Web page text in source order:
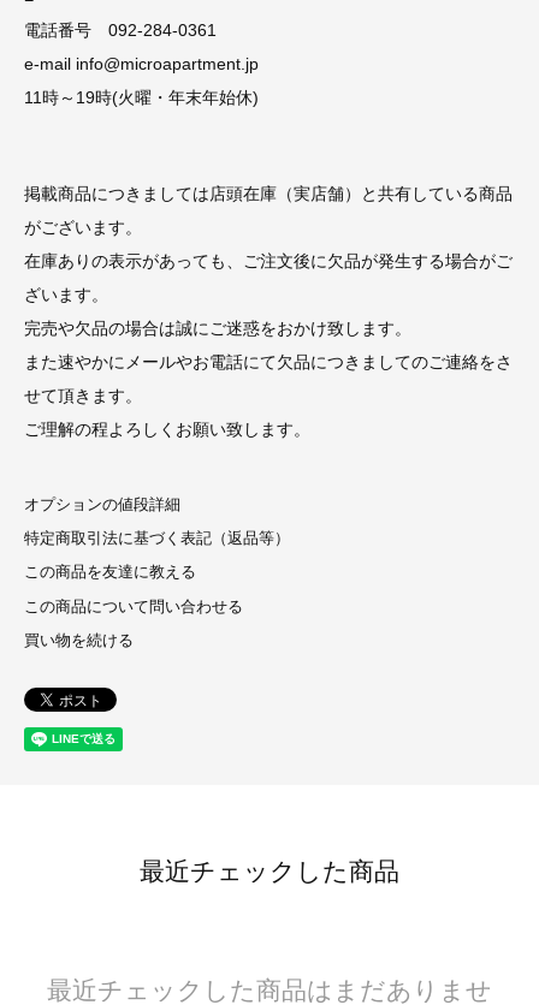
電話番号 092-284-0361
e-mail info@microapartment.jp
11時～19時(火曜・年末年始休)
掲載商品につきましては店頭在庫（実店舗）と共有している商品
がございます。
在庫ありの表示があっても、ご注文後に欠品が発生する場合がご
ざいます。
完売や欠品の場合は誠にご迷惑をおかけ致します。
また速やかにメールやお電話にて欠品につきましてのご連絡をさ
せて頂きます。
ご理解の程よろしくお願い致します。
オプションの値段詳細
特定商取引法に基づく表記（返品等）
この商品を友達に教える
この商品について問い合わせる
買い物を続ける
最近チェックした商品
最近チェックした商品はまだありませ